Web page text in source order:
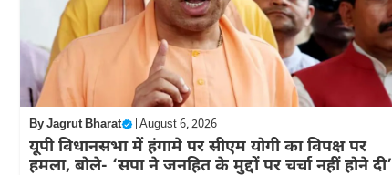
ByJagrut Bharat August 6, 2026
यूपी विधानसभा में हंगामे पर सीएम योगी का विपक्ष पर
हमला, बोले- ‘सपा ने जनहित के मुद्दों पर चर्चा नहीं होने दी’